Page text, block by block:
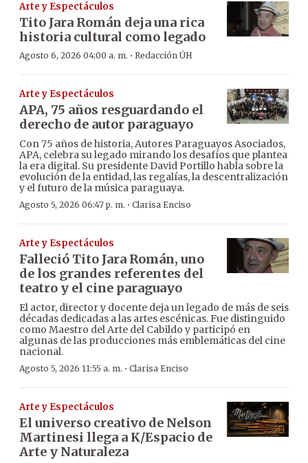
Arte y Espectáculos
Tito Jara Román deja una rica
historia cultural como legado
Agosto 6, 2026 04:00 a. m. · Redacción ÚH
Arte y Espectáculos
APA, 75 años resguardando el
derecho de autor paraguayo
Con 75 años de historia, Autores Paraguayos Asociados,
APA, celebra su legado mirando los desafíos que plantea
la era digital. Su presidente David Portillo habla sobre la
evolución de la entidad, las regalías, la descentralización
y el futuro de la música paraguaya.
Agosto 5, 2026 06:47 p. m. · Clarisa Enciso
Arte y Espectáculos
Falleció Tito Jara Román, uno
de los grandes referentes del
teatro y el cine paraguayo
El actor, director y docente deja un legado de más de seis
décadas dedicadas a las artes escénicas. Fue distinguido
como Maestro del Arte del Cabildo y participó en
algunas de las producciones más emblemáticas del cine
nacional.
Agosto 5, 2026 11:55 a. m. · Clarisa Enciso
Arte y Espectáculos
El universo creativo de Nelson
Martinesi llega a K/Espacio de
Arte y Naturaleza